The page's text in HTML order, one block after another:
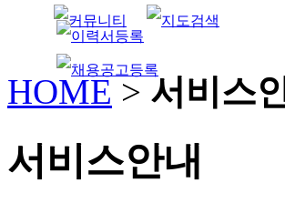
HOME > 서비스
서비스안내